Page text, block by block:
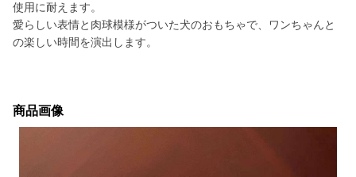
使用に耐えます。
愛らしい表情と肉球模様がついた犬のおもちゃで、ワンちゃんと
の楽しい時間を演出します。
商品画像